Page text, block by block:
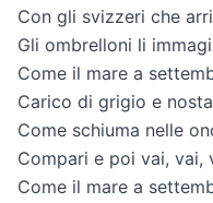
Con gli svizzeri che
Gli ombrelloni li
Come il mare a
Carico di grigio e
Come schiuma nelle
Compari e poi vai, vai,
Come il mare a